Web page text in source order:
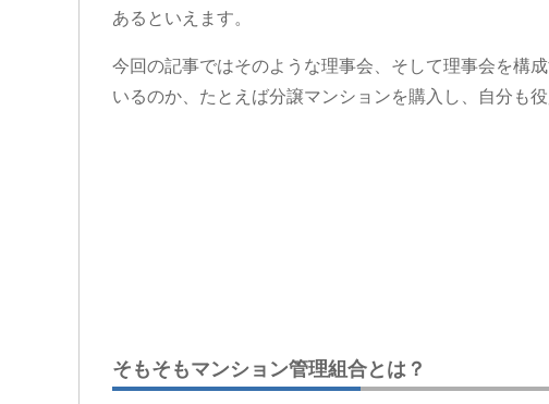
あるといえます。
今回の記事ではそのような理事会、そして理事会を構
いるのか、たとえば分譲マンションを購入し、自分も
そもそもマンション管理組合とは？